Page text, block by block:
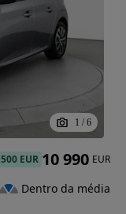
1 / 6
500 EUR 10 990 EUR
Dentro da média